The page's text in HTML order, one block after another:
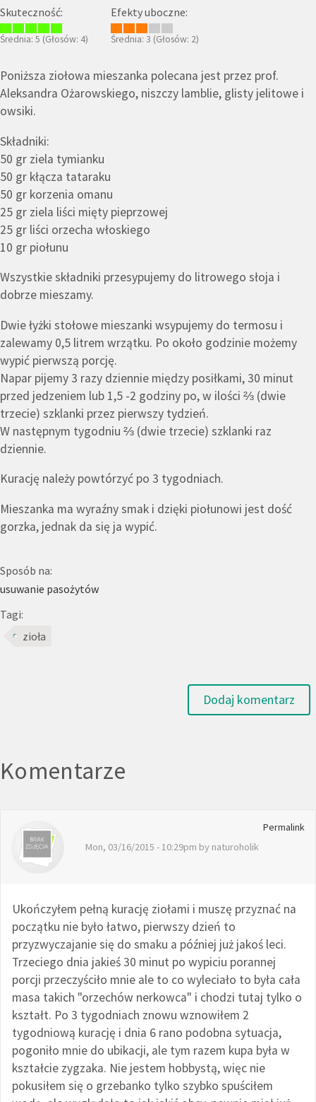
Skuteczność:
Średnia: 5 (Głosów: 4)
Efekty uboczne:
Średnia: 3 (Głosów: 2)
Poniższa ziołowa mieszanka polecana jest przez prof.
Aleksandra Ożarowskiego, niszczy lamblie, glisty jelitowe i
owsiki.
Składniki:
50 gr ziela tymianku
50 gr kłącza tataraku
50 gr korzenia omanu
25 gr ziela liści mięty pieprzowej
25 gr liści orzecha włoskiego
10 gr piołunu
Wszystkie składniki przesypujemy do litrowego słoja i
dobrze mieszamy.
Dwie łyżki stołowe mieszanki wsypujemy do termosu i
zalewamy 0,5 litrem wrzątku. Po około godzinie możemy
wypić pierwszą porcję.
Napar pijemy 3 razy dziennie między posiłkami, 30 minut
przed jedzeniem lub 1,5 -2 godziny po, w ilości ⅔ (dwie
trzecie) szklanki przez pierwszy tydzień.
W następnym tygodniu ⅔ (dwie trzecie) szklanki raz
dziennie.
Kurację należy powtórzyć po 3 tygodniach.
Mieszanka ma wyraźny smak i dzięki piołunowi jest dość
gorzka, jednak da się ja wypić.
Sposób na:
usuwanie pasożytów
Tagi:
zioła
Dodaj komentarz
Komentarze
Permalink
Mon, 03/16/2015 - 10:29pm by naturoholik
Ukończyłem pełną kurację ziołami i muszę przyznać na
początku nie było łatwo, pierwszy dzień to
przyzwyczajanie się do smaku a później już jakoś leci.
Trzeciego dnia jakieś 30 minut po wypiciu porannej
porcji przeczyściło mnie ale to co wyleciało to była cała
masa takich "orzechów nerkowca" i chodzi tutaj tylko o
kształt. Po 3 tygodniach znowu wznowiłem 2
tygodniową kurację i dnia 6 rano podobna sytuacja,
pogoniło mnie do ubikacji, ale tym razem kupa była w
kształcie zygzaka. Nie jestem hobbystą, więc nie
pokusiłem się o grzebanko tylko szybko spuściłem